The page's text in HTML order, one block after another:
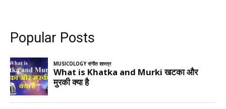
Popular Posts